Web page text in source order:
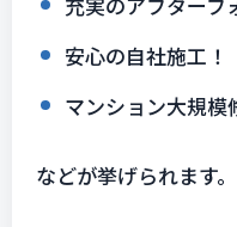
安心の自社施工！
マンション大規模
などが挙げられます。